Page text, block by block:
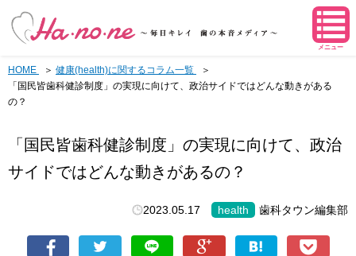
メニュー
HOME
健康(health)に関するコラム一覧
「国民皆歯科健診制度」の実現に向けて、政治サイドではどんな動きがある
の？
「国民皆歯科健診制度」の実現に向けて、政治
サイドではどんな動きがあるの？
2023.05.17 health 歯科タウン編集部